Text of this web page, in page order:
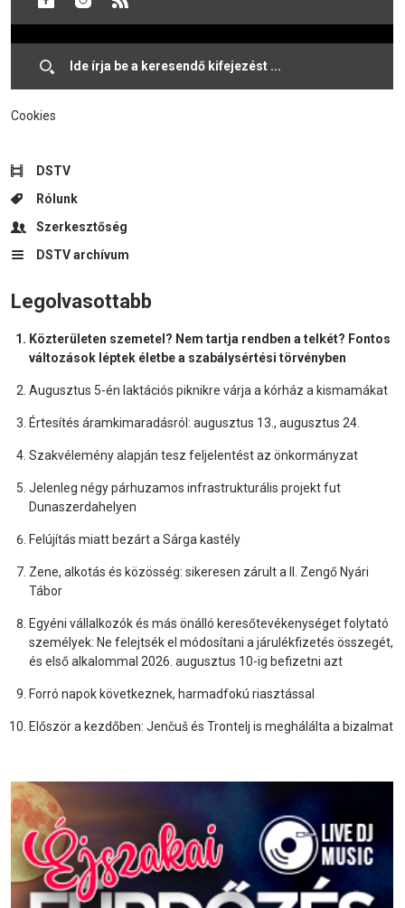
Cookies
DSTV
Rólunk
Szerkesztőség
DSTV archívum
Legolvasottabb
Közterületen szemetel? Nem tartja rendben a telkét? Fontos
változások léptek életbe a szabálysértési törvényben
Augusztus 5-én laktációs piknikre várja a kórház a kismamákat
Értesítés áramkimaradásról: augusztus 13., augusztus 24.
Szakvélemény alapján tesz feljelentést az önkormányzat
Jelenleg négy párhuzamos infrastrukturális projekt fut
Dunaszerdahelyen
Felújítás miatt bezárt a Sárga kastély
Zene, alkotás és közösség: sikeresen zárult a II. Zengő Nyári
Tábor
Egyéni vállalkozók és más önálló keresőtevékenységet folytató
személyek: Ne felejtsék el módosítani a járulékfizetés összegét,
és első alkalommal 2026. augusztus 10-ig befizetni azt
Forró napok következnek, harmadfokú riasztással
Először a kezdőben: Jenčuš és Trontelj is meghálálta a bizalmat